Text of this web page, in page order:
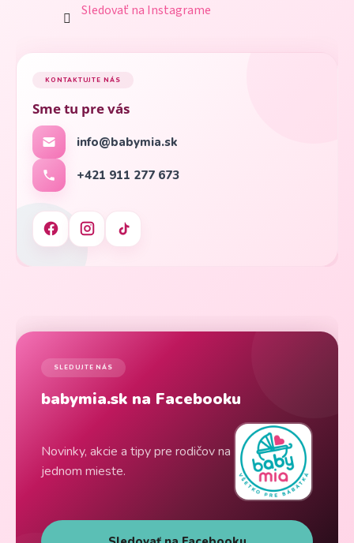
Sledovať na Instagrame
KONTAKTUJTE NÁS
Sme tu pre vás
info@babymia.sk
+421 911 277 673
SLEDUJTE NÁS
babymia.sk na Facebooku
Novinky, akcie a tipy pre rodičov na
jednom mieste.